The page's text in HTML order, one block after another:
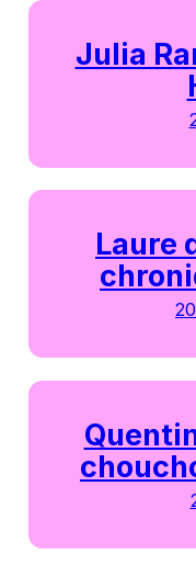
Julia
Laure